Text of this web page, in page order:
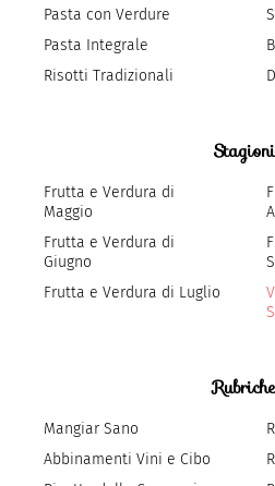
Pasta con Verdure
Pasta Integrale
Risotti Tradizionali
Stagioni
Frutta e Verdura di
Maggio
Frutta e Verdura di
Giugno
Frutta e Verdura di Luglio
Rubriche
Mangiar Sano
Abbinamenti Vini e Cibo